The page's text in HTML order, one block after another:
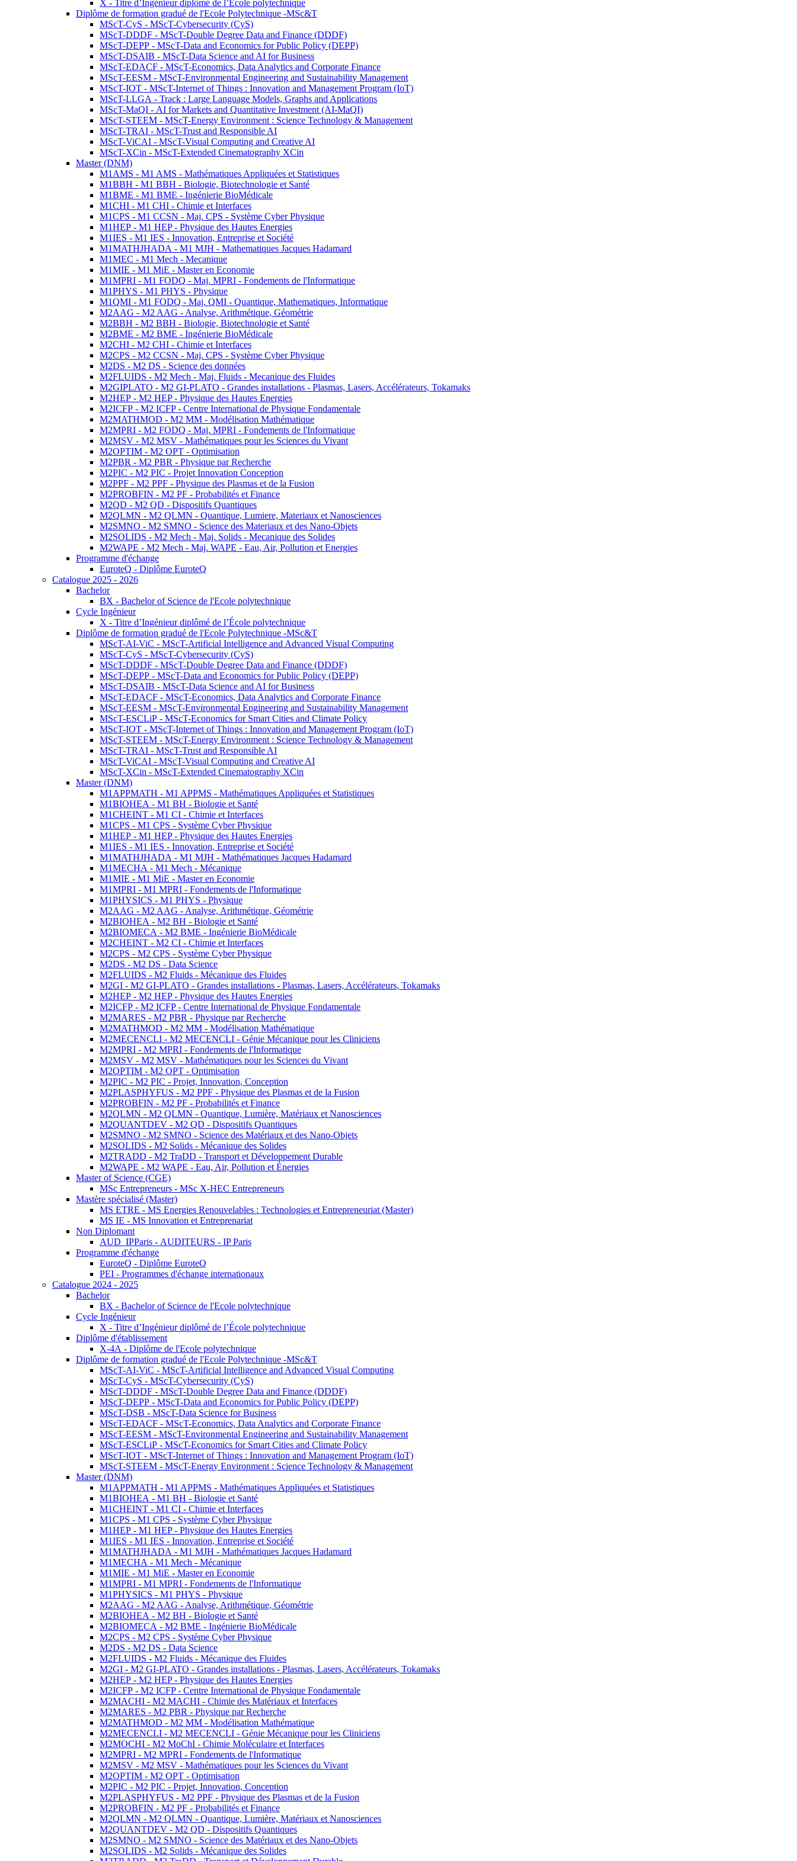
X - Titre d’Ingénieur diplômé de l’École polytechnique
Diplôme de formation gradué de l'Ecole Polytechnique -MSc&T
MScT-CyS - MScT-Cybersecurity (CyS)
MScT-DDDF - MScT-Double Degree Data and Finance (DDDF)
MScT-DEPP - MScT-Data and Economics for Public Policy (DEPP)
MScT-DSAIB - MScT-Data Science and AI for Business
MScT-EDACF - MScT-Economics, Data Analytics and Corporate Finance
MScT-EESM - MScT-Environmental Engineering and Sustainability Management
MScT-IOT - MScT-Internet of Things : Innovation and Management Program (IoT)
MScT-LLGA - Track : Large Language Models, Graphs and Applications
MScT-MaQI - AI for Markets and Quantitative Investment (AI-MaQI)
MScT-STEEM - MScT-Energy Environment : Science Technology & Management
MScT-TRAI - MScT-Trust and Responsible AI
MScT-ViCAI - MScT-Visual Computing and Creative AI
MScT-XCin - MScT-Extended Cinematography XCin
Master (DNM)
M1AMS - M1 AMS - Mathématiques Appliquées et Statistiques
M1BBH - M1 BBH - Biologie, Biotechnologie et Santé
M1BME - M1 BME - Ingénierie BioMédicale
M1CHI - M1 CHI - Chimie et Interfaces
M1CPS - M1 CCSN - Maj. CPS - Système Cyber Physique
M1HEP - M1 HEP - Physique des Hautes Energies
M1IES - M1 IES - Innovation, Entreprise et Société
M1MATHJHADA - M1 MJH - Mathematiques Jacques Hadamard
M1MEC - M1 Mech - Mecanique
M1MIE - M1 MiE - Master en Economie
M1MPRI - M1 FODQ - Maj. MPRI - Fondements de l'Informatique
M1PHYS - M1 PHYS - Physique
M1QMI - M1 FODQ - Maj. QMI - Quantique, Mathematiques, Informatique
M2AAG - M2 AAG - Analyse, Arithmétique, Géométrie
M2BBH - M2 BBH - Biologie, Biotechnologie et Santé
M2BME - M2 BME - Ingénierie BioMédicale
M2CHI - M2 CHI - Chimie et Interfaces
M2CPS - M2 CCSN - Maj. CPS - Système Cyber Physique
M2DS - M2 DS - Science des données
M2FLUIDS - M2 Mech - Maj. Fluids - Mecanique des Fluides
M2GIPLATO - M2 GI-PLATO - Grandes installations - Plasmas, Lasers, Accélérateurs, Tokamaks
M2HEP - M2 HEP - Physique des Hautes Energies
M2ICFP - M2 ICFP - Centre International de Physique Fondamentale
M2MATHMOD - M2 MM - Modélisation Mathématique
M2MPRI - M2 FODQ - Maj. MPRI - Fondements de l'Informatique
M2MSV - M2 MSV - Mathématiques pour les Sciences du Vivant
M2OPTIM - M2 OPT - Optimisation
M2PBR - M2 PBR - Physique par Recherche
M2PIC - M2 PIC - Projet Innovation Conception
M2PPF - M2 PPF - Physique des Plasmas et de la Fusion
M2PROBFIN - M2 PF - Probabilités et Finance
M2QD - M2 QD - Dispositifs Quantiques
M2QLMN - M2 QLMN - Quantique, Lumiere, Materiaux et Nanosciences
M2SMNO - M2 SMNO - Science des Materiaux et des Nano-Objets
M2SOLIDS - M2 Mech - Maj. Solids - Mecanique des Solides
M2WAPE - M2 Mech - Maj. WAPE - Eau, Air, Pollution et Energies
Programme d'échange
EuroteQ - Diplôme EuroteQ
Catalogue 2025 - 2026
Bachelor
BX - Bachelor of Science de l'Ecole polytechnique
Cycle Ingénieur
X - Titre d’Ingénieur diplômé de l’École polytechnique
Diplôme de formation gradué de l'Ecole Polytechnique -MSc&T
MScT-AI-ViC - MScT-Artificial Intelligence and Advanced Visual Computing
MScT-CyS - MScT-Cybersecurity (CyS)
MScT-DDDF - MScT-Double Degree Data and Finance (DDDF)
MScT-DEPP - MScT-Data and Economics for Public Policy (DEPP)
MScT-DSAIB - MScT-Data Science and AI for Business
MScT-EDACF - MScT-Economics, Data Analytics and Corporate Finance
MScT-EESM - MScT-Environmental Engineering and Sustainability Management
MScT-ESCLiP - MScT-Economics for Smart Cities and Climate Policy
MScT-IOT - MScT-Internet of Things : Innovation and Management Program (IoT)
MScT-STEEM - MScT-Energy Environment : Science Technology & Management
MScT-TRAI - MScT-Trust and Responsible AI
MScT-ViCAI - MScT-Visual Computing and Creative AI
MScT-XCin - MScT-Extended Cinematography XCin
Master (DNM)
M1APPMATH - M1 APPMS - Mathématiques Appliquées et Statistiques
M1BIOHEA - M1 BH - Biologie et Santé
M1CHEINT - M1 CI - Chimie et Interfaces
M1CPS - M1 CPS - Système Cyber Physique
M1HEP - M1 HEP - Physique des Hautes Energies
M1IES - M1 IES - Innovation, Entreprise et Société
M1MATHJHADA - M1 MJH - Mathématiques Jacques Hadamard
M1MECHA - M1 Mech - Mécanique
M1MIE - M1 MiE - Master en Economie
M1MPRI - M1 MPRI - Fondements de l'Informatique
M1PHYSICS - M1 PHYS - Physique
M2AAG - M2 AAG - Analyse, Arithmétique, Géométrie
M2BIOHEA - M2 BH - Biologie et Santé
M2BIOMECA - M2 BME - Ingénierie BioMédicale
M2CHEINT - M2 CI - Chimie et Interfaces
M2CPS - M2 CPS - Système Cyber Physique
M2DS - M2 DS - Data Science
M2FLUIDS - M2 Fluids - Mécanique des Fluides
M2GI - M2 GI-PLATO - Grandes installations - Plasmas, Lasers, Accélérateurs, Tokamaks
M2HEP - M2 HEP - Physique des Hautes Energies
M2ICFP - M2 ICFP - Centre International de Physique Fondamentale
M2MARES - M2 PBR - Physique par Recherche
M2MATHMOD - M2 MM - Modélisation Mathématique
M2MECENCLI - M2 MECENCLI - Génie Mécanique pour les Cliniciens
M2MPRI - M2 MPRI - Fondements de l'Informatique
M2MSV - M2 MSV - Mathématiques pour les Sciences du Vivant
M2OPTIM - M2 OPT - Optimisation
M2PIC - M2 PIC - Projet, Innovation, Conception
M2PLASPHYFUS - M2 PPF - Physique des Plasmas et de la Fusion
M2PROBFIN - M2 PF - Probabilités et Finance
M2QLMN - M2 QLMN - Quantique, Lumière, Matériaux et Nanosciences
M2QUANTDEV - M2 QD - Dispositifs Quantiques
M2SMNO - M2 SMNO - Science des Matériaux et des Nano-Objets
M2SOLIDS - M2 Solids - Mécanique des Solides
M2TRADD - M2 TraDD - Transport et Développement Durable
M2WAPE - M2 WAPE - Eau, Air, Pollution et Énergies
Master of Science (CGE)
MSc Entrepreneurs - MSc X-HEC Entrepreneurs
Mastère spécialisé (Master)
MS ETRE - MS Energies Renouvelables : Technologies et Entrepreneuriat (Master)
MS IE - MS Innovation et Entreprenariat
Non Diplomant
AUD_IPParis - AUDITEURS - IP Paris
Programme d'échange
EuroteQ - Diplôme EuroteQ
PEI - Programmes d'échange internationaux
Catalogue 2024 - 2025
Bachelor
BX - Bachelor of Science de l'Ecole polytechnique
Cycle Ingénieur
X - Titre d’Ingénieur diplômé de l’École polytechnique
Diplôme d'établissement
X-4A - Diplôme de l'Ecole polytechnique
Diplôme de formation gradué de l'Ecole Polytechnique -MSc&T
MScT-AI-ViC - MScT-Artificial Intelligence and Advanced Visual Computing
MScT-CyS - MScT-Cybersecurity (CyS)
MScT-DDDF - MScT-Double Degree Data and Finance (DDDF)
MScT-DEPP - MScT-Data and Economics for Public Policy (DEPP)
MScT-DSB - MScT-Data Science for Business
MScT-EDACF - MScT-Economics, Data Analytics and Corporate Finance
MScT-EESM - MScT-Environmental Engineering and Sustainability Management
MScT-ESCLiP - MScT-Economics for Smart Cities and Climate Policy
MScT-IOT - MScT-Internet of Things : Innovation and Management Program (IoT)
MScT-STEEM - MScT-Energy Environment : Science Technology & Management
Master (DNM)
M1APPMATH - M1 APPMS - Mathématiques Appliquées et Statistiques
M1BIOHEA - M1 BH - Biologie et Santé
M1CHEINT - M1 CI - Chimie et Interfaces
M1CPS - M1 CPS - Système Cyber Physique
M1HEP - M1 HEP - Physique des Hautes Energies
M1IES - M1 IES - Innovation, Entreprise et Société
M1MATHJHADA - M1 MJH - Mathématiques Jacques Hadamard
M1MECHA - M1 Mech - Mécanique
M1MIE - M1 MiE - Master en Economie
M1MPRI - M1 MPRI - Fondements de l'Informatique
M1PHYSICS - M1 PHYS - Physique
M2AAG - M2 AAG - Analyse, Arithmétique, Géométrie
M2BIOHEA - M2 BH - Biologie et Santé
M2BIOMECA - M2 BME - Ingénierie BioMédicale
M2CPS - M2 CPS - Système Cyber Physique
M2DS - M2 DS - Data Science
M2FLUIDS - M2 Fluids - Mécanique des Fluides
M2GI - M2 GI-PLATO - Grandes installations - Plasmas, Lasers, Accélérateurs, Tokamaks
M2HEP - M2 HEP - Physique des Hautes Energies
M2ICFP - M2 ICFP - Centre International de Physique Fondamentale
M2MACHI - M2 MACHI - Chimie des Matériaux et Interfaces
M2MARES - M2 PBR - Physique par Recherche
M2MATHMOD - M2 MM - Modélisation Mathématique
M2MECENCLI - M2 MECENCLI - Génie Mécanique pour les Cliniciens
M2MOCHI - M2 MoChI - Chimie Moléculaire et Interfaces
M2MPRI - M2 MPRI - Fondements de l'Informatique
M2MSV - M2 MSV - Mathématiques pour les Sciences du Vivant
M2OPTIM - M2 OPT - Optimisation
M2PIC - M2 PIC - Projet, Innovation, Conception
M2PLASPHYFUS - M2 PPF - Physique des Plasmas et de la Fusion
M2PROBFIN - M2 PF - Probabilités et Finance
M2QLMN - M2 QLMN - Quantique, Lumière, Matériaux et Nanosciences
M2QUANTDEV - M2 QD - Dispositifs Quantiques
M2SMNO - M2 SMNO - Science des Matériaux et des Nano-Objets
M2SOLIDS - M2 Solids - Mécanique des Solides